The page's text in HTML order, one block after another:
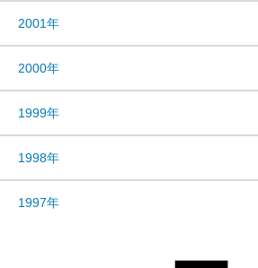
2001年
2000年
1999年
1998年
1997年